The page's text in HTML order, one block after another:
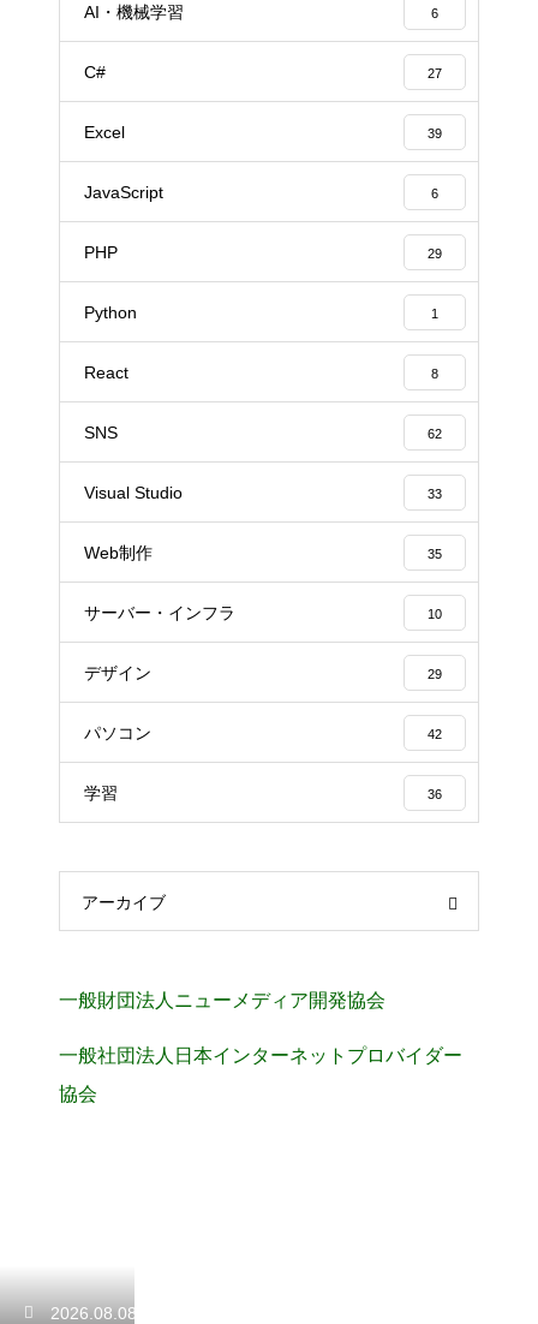
AI・機械学習 6
C# 27
Excel 39
JavaScript 6
PHP 29
Python 1
React 8
SNS 62
Visual Studio 33
Web制作 35
サーバー・インフラ 10
デザイン 29
パソコン 42
学習 36
アーカイブ
一般財団法人ニューメディア開発協会
一般社団法人日本インターネットプロバイダー
協会
2026.08.08